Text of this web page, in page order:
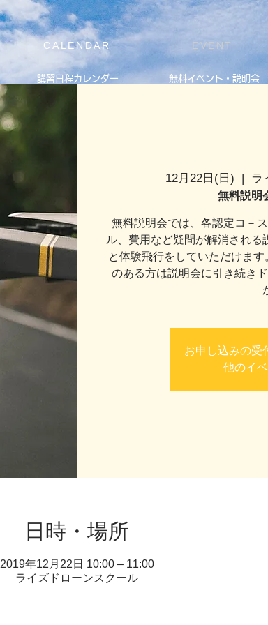
CALENDAR EVENT
講習日程カレンダー 無料イベント・説明会
12月22日(日) ラ
無料説明
無料説明会では、各認定コ－
ル、費用など疑問が解消され
と体験飛行をしていただけま
のある方は説明会に引き続き
お申し込みの受
他のイ
日時・場所
2019年12月22日 10:00 – 11:00
ライズドローンスクール